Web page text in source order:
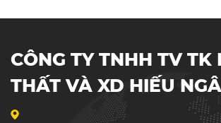
CÔNG TY TNHH TV TK
THẤT VÀ XD HIẾU